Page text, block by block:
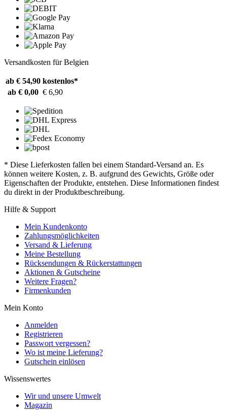
Versandkosten für Belgien
ab € 54,90 kostenlos*
ab € 0,00 € 6,90
* Diese Lieferkosten fallen bei einem Standard-Versand an. Es
können weitere Kosten, z. B. aufgrund des Gewichts, Größe oder
Eigenschaften der Produkte, entstehen. Diese Informationen findest
du direkt in der Produktbeschreibung.
Hilfe & Support
Mein Kundenkonto
Zahlungsmöglichkeiten
Versand & Lieferung
Meine Bestellung
Rücksendungen & Rückerstattungen
Aktionen & Gutscheine
Weitere Fragen?
Firmenkunden
Mein Konto
Anmelden
Registrieren
Passwort vergessen?
Wo ist meine Lieferung?
Gutschein einlösen
Wissenswertes
Wir und unsere Umwelt
Magazin